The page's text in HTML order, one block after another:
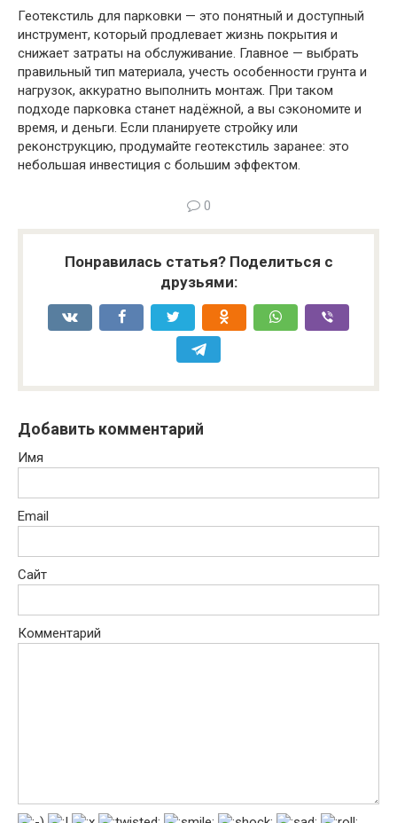
Геотекстиль для парковки — это понятный и доступный
инструмент, который продлевает жизнь покрытия и
снижает затраты на обслуживание. Главное — выбрать
правильный тип материала, учесть особенности грунта и
нагрузок, аккуратно выполнить монтаж. При таком
подходе парковка станет надёжной, а вы сэкономите и
время, и деньги. Если планируете стройку или
реконструкцию, продумайте геотекстиль заранее: это
небольшая инвестиция с большим эффектом.
0
Понравилась статья? Поделиться с
друзьями:
Добавить комментарий
Имя
Email
Сайт
Комментарий